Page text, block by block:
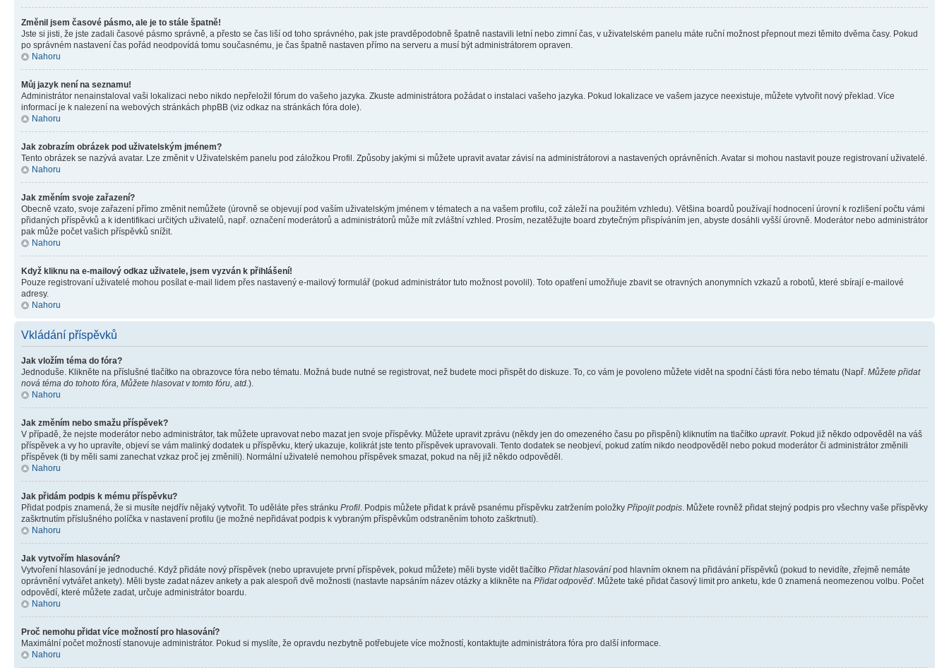
Změnil jsem časové pásmo, ale je to stále špatně!
Jste si jisti, že jste zadali časové pásmo správně, a přesto se čas liší od toho správného, pak jste pravděpodobně špatně nastavili letní nebo zimní čas, v uživatelském panelu máte ruční možnost přepnout mezi těmito dvěma časy. Pokud
po správném nastavení čas pořád neodpovídá tomu současnému, je čas špatně nastaven přímo na serveru a musí být administrátorem opraven.
Nahoru
Můj jazyk není na seznamu!
Administrátor nenainstaloval vaši lokalizaci nebo nikdo nepřeložil fórum do vašeho jazyka. Zkuste administrátora požádat o instalaci vašeho jazyka. Pokud lokalizace ve vašem jazyce neexistuje, můžete vytvořit nový překlad. Více
informací je k nalezení na webových stránkách phpBB (viz odkaz na stránkách fóra dole).
Nahoru
Jak zobrazím obrázek pod uživatelským jménem?
Tento obrázek se nazývá avatar. Lze změnit v Uživatelském panelu pod záložkou Profil. Způsoby jakými si můžete upravit avatar závisí na administrátorovi a nastavených oprávněních. Avatar si mohou nastavit pouze registrovaní uživatelé.
Nahoru
Jak změním svoje zařazení?
Obecně vzato, svoje zařazení přímo změnit nemůžete (úrovně se objevují pod vaším uživatelským jménem v tématech a na vašem profilu, což záleží na použitém vzhledu). Většina boardů používají hodnocení úrovní k rozlišení počtu vámi
přidaných příspěvků a k identifikaci určitých uživatelů, např. označení moderátorů a administrátorů může mít zvláštní vzhled. Prosím, nezatěžujte board zbytečným přispíváním jen, abyste dosáhli vyšší úrovně. Moderátor nebo administrátor
pak může počet vašich příspěvků snížit.
Nahoru
Když kliknu na e-mailový odkaz uživatele, jsem vyzván k přihlášení!
Pouze registrovaní uživatelé mohou posílat e-mail lidem přes nastavený e-mailový formulář (pokud administrátor tuto možnost povolil). Toto opatření umožňuje zbavit se otravných anonymních vzkazů a robotů, které sbírají e-mailové
adresy.
Nahoru
Vkládání příspěvků
Jak vložím téma do fóra?
Jednoduše. Klikněte na příslušné tlačítko na obrazovce fóra nebo tématu. Možná bude nutné se registrovat, než budete moci přispět do diskuze. To, co vám je povoleno můžete vidět na spodní části fóra nebo tématu (Např. Můžete přidat
nová téma do tohoto fóra, Můžete hlasovat v tomto fóru, atd.).
Nahoru
Jak změním nebo smažu příspěvek?
V případě, že nejste moderátor nebo administrátor, tak můžete upravovat nebo mazat jen svoje příspěvky. Můžete upravit zprávu (někdy jen do omezeného času po přispění) kliknutím na tlačítko upravit. Pokud již někdo odpověděl na váš
příspěvek a vy ho upravíte, objeví se vám malinký dodatek u příspěvku, který ukazuje, kolikrát jste tento příspěvek upravovali. Tento dodatek se neobjeví, pokud zatím nikdo neodpověděl nebo pokud moderátor či administrátor změnili
příspěvek (ti by měli sami zanechat vzkaz proč jej změnili). Normální uživatelé nemohou příspěvek smazat, pokud na něj již někdo odpověděl.
Nahoru
Jak přidám podpis k mému příspěvku?
Přidat podpis znamená, že si musíte nejdřív nějaký vytvořit. To uděláte přes stránku Profil. Podpis můžete přidat k právě psanému příspěvku zatržením položky Připojit podpis. Můžete rovněž přidat stejný podpis pro všechny vaše příspěvky
zaškrtnutím příslušného políčka v nastavení profilu (je možné nepřidávat podpis k vybraným příspěvkům odstraněním tohoto zaškrtnutí).
Nahoru
Jak vytvořím hlasování?
Vytvoření hlasování je jednoduché. Když přidáte nový příspěvek (nebo upravujete první příspěvek, pokud můžete) měli byste vidět tlačítko Přidat hlasování pod hlavním oknem na přidávání příspěvků (pokud to nevidíte, zřejmě nemáte
oprávnění vytvářet ankety). Měli byste zadat název ankety a pak alespoň dvě možnosti (nastavte napsáním název otázky a klikněte na Přidat odpověď. Můžete také přidat časový limit pro anketu, kde 0 znamená neomezenou volbu. Počet
odpovědí, které můžete zadat, určuje administrátor boardu.
Nahoru
Proč nemohu přidat více možností pro hlasování?
Maximální počet možností stanovuje administrátor. Pokud si myslíte, že opravdu nezbytně potřebujete více možností, kontaktujte administrátora fóra pro další informace.
Nahoru